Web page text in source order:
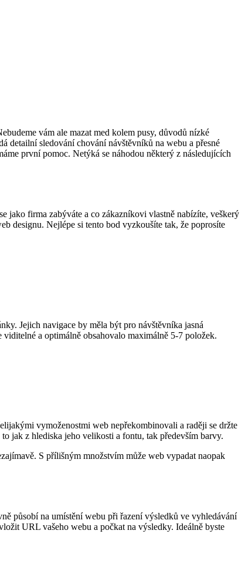
vám ale mazat med kolem pusy, důvodů nízké
detailní sledování chování návštěvníků na webu a přesné
první pomoc. Netýká se náhodou některý z následujících
jako firma zabýváte a co zákazníkovi vlastně nabízíte, veškerý
designu. Nejlépe si tento bod vyzkoušíte tak, že poprosíte
Jejich navigace by měla být pro návštěvníka jasná
a optimálně obsahovalo maximálně 5-7 položek.
vymoženostmi web nepřekombinovali a raději se držte
jak z hlediska jeho velikosti a fontu, tak především barvy.
S přílišným množstvím může web vypadat naopak
působí na umístění webu při řazení výsledků ve vyhledávání
URL vašeho webu a počkat na výsledky. Ideálně byste